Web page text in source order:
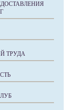
ТРУДА